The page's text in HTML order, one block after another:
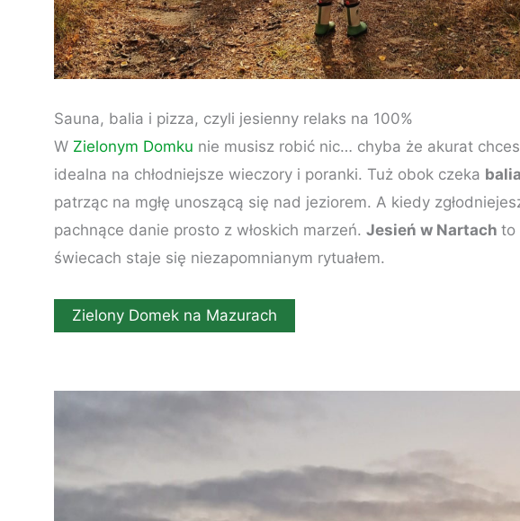
Sauna, balia i pizza, czyli jesienny relaks na 100%
W Zielonym Domku nie musisz robić nic… chyba że akurat
idealna na chłodniejsze wieczory i poranki. Tuż obok czeka
patrząc na mgłę unoszącą się nad jeziorem. A kiedy
pachnące danie prosto z włoskich marzeń. Jesień w Nartach to
świecach staje się niezapomnianym rytuałem.
Zielony Domek na Mazurach